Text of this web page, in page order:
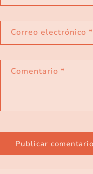
Correo electrónico *
Comentario *